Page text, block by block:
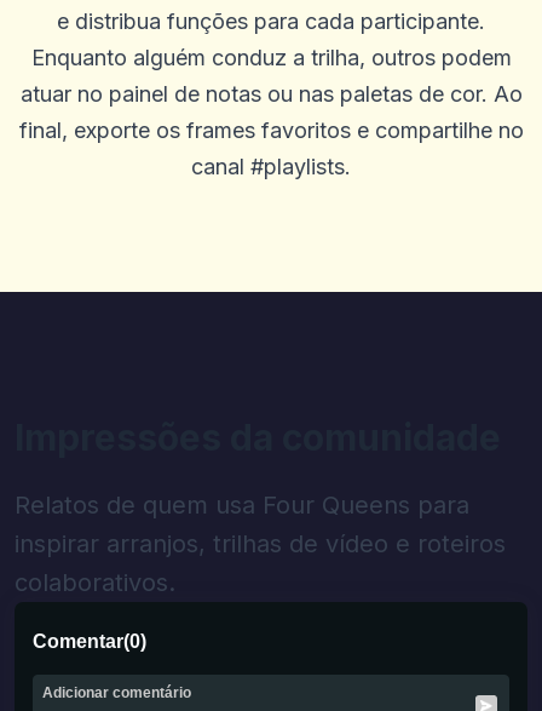
e distribua funções para cada participante.
Enquanto alguém conduz a trilha, outros podem
atuar no painel de notas ou nas paletas de cor. Ao
final, exporte os frames favoritos e compartilhe no
canal #playlists.
Relatos de quem usa Four Queens para
inspirar arranjos, trilhas de vídeo e roteiros
colaborativos.
Comentar(0)